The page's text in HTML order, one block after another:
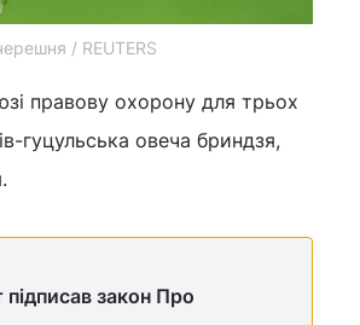
/ REUTERS
правову охорону для трьох
гуцульська овеча бриндзя,
підписав закон Про